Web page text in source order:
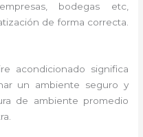
bodegas etc,
de forma correcta.
acondicionado significa
un ambiente seguro y
de ambiente promedio